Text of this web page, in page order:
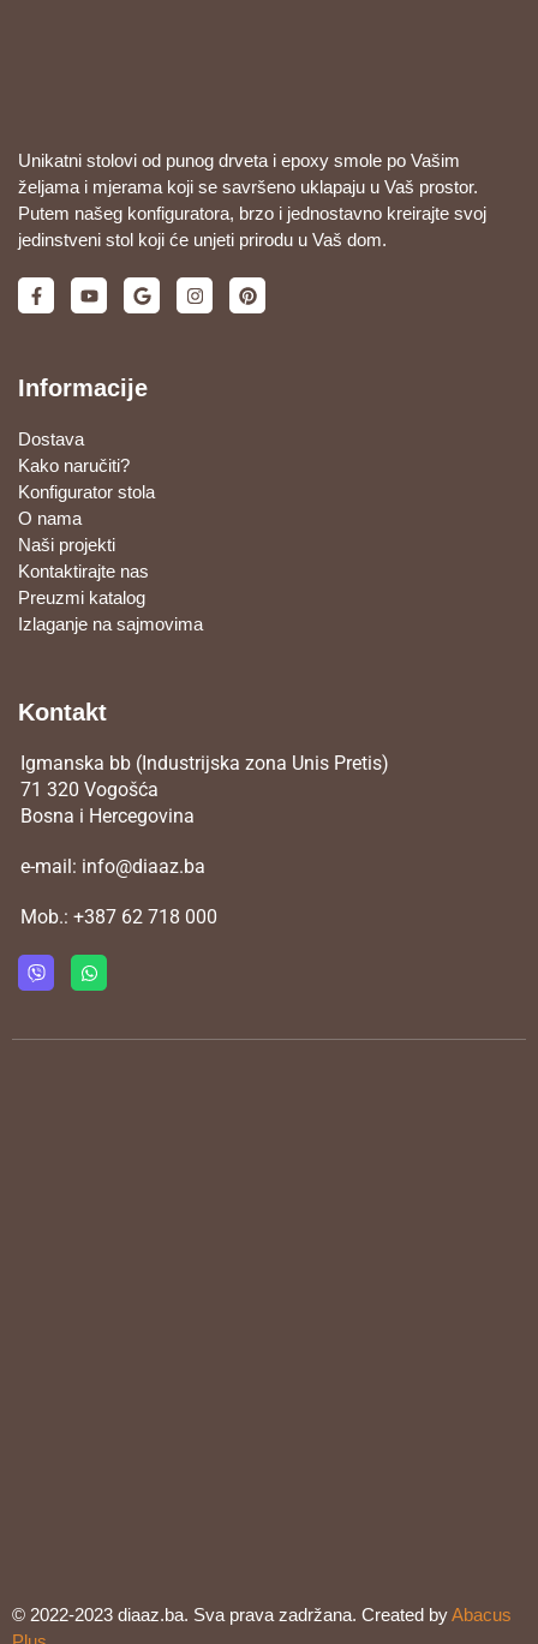
Unikatni stolovi od punog drveta i epoxy smole po Vašim
željama i mjerama koji se savršeno uklapaju u Vaš prostor.
Putem našeg konfiguratora, brzo i jednostavno kreirajte svoj
jedinstveni stol koji će unjeti prirodu u Vaš dom.
Informacije
Dostava
Kako naručiti?
Konfigurator stola
O nama
Naši projekti
Kontaktirajte nas
Preuzmi katalog
Izlaganje na sajmovima
Kontakt
Igmanska bb (Industrijska zona Unis Pretis)
71 320 Vogošća
Bosna i Hercegovina
e-mail: info@diaaz.ba
Mob.: +387 62 718 000
© 2022-2023 diaaz.ba. Sva prava zadržana. Created byAbacus